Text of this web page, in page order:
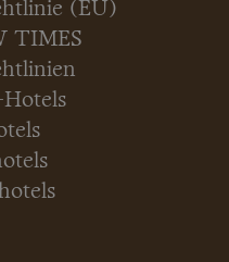
(EU)
TIMES